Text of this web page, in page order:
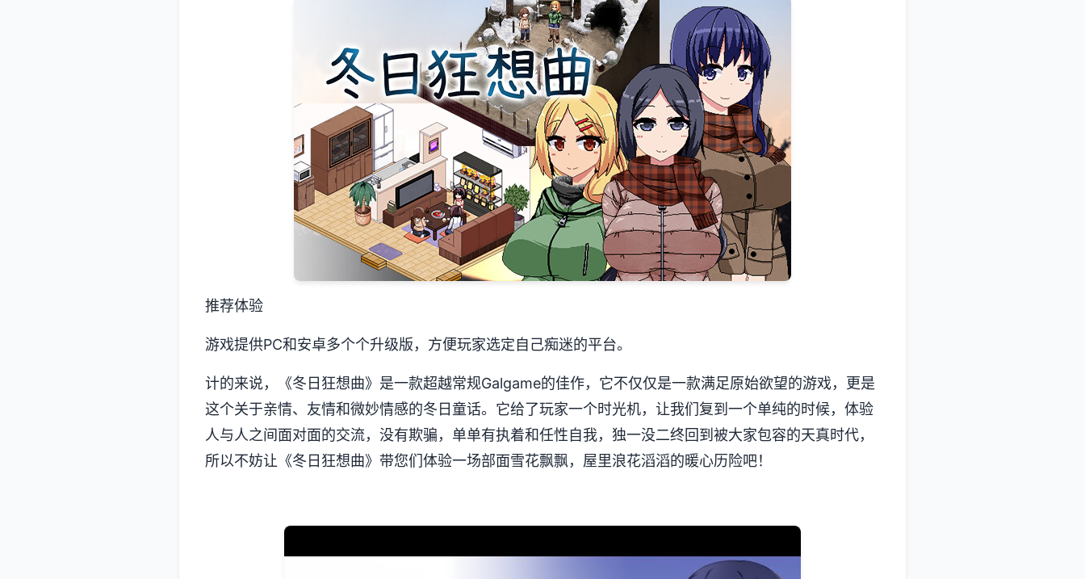
推荐体验
游戏提供PC和安卓多个个升级版，方便玩家选定自己痴迷的平台。
计的来说，《冬日狂想曲》是一款​​超越常规Galgame的佳作​​，它不仅仅是一款满足原始欲望的游戏，更是
这个关于亲情、友情和微妙情感的冬日童话。它给了玩家一个时光机，让我们复到一个单纯的时候，体验
人与人之间面对面的交流，没有欺骗，单单有执着和任性自我，独一没二终回到被大家包容的天真时代，
所以不妨让《冬日狂想曲》带您们体验一场​​部面雪花飘飘，屋里浪花滔滔​​的暖心历险吧！